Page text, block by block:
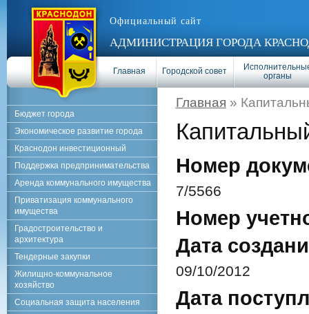
Официальный сайт
АДМИНИСТРАЦИЯ ГОРОДА
Главная Городской совет
органы
Главная »
Номер
7/5566
Номер
Дата
09/10/2012
Дата
Бюджет города
Экономическое развитие города
Краснодон инвестиционный
Поддержка предпринимательства
Аренда коммунального имущества
Приватизация коммунального
имущества
Градостроительство и
архитектура
Тендерные закупки
Жилищно-коммунальное
хозяйство
Социальная защита населения